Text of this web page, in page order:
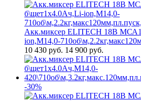
Акк.миксер ELITECH 18В
ion,М14,0-
10 430 руб. 14 900 руб.
-30%